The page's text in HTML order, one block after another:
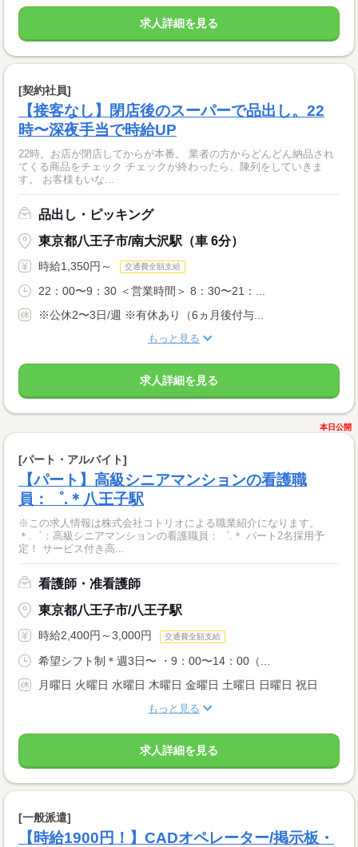
求人詳細を見る
[契約社員]
【接客なし】閉店後のスーパーで品出し。22
時〜深夜手当で時給UP
22時。お店が閉店してからが本番。 業者の方からどんどん納品され
てくる商品をチェック チェックが終わったら、陳列をしていきま
す。 お客様もいな...
品出し・ピッキング
東京都八王子市/南大沢駅（車 6分）
時給1,350円～ 交通費全額支給
22：00〜9：30 ＜営業時間＞ 8：30〜21：...
※公休2〜3日/週 ※有休あり（6ヵ月後付与...
もっと見る
求人詳細を見る
本日公開
[パート・アルバイト]
【パート】高級シニアマンションの看護職
員：゜.＊八王子駅
※この求人情報は株式会社コトリオによる職業紹介になります。
＊.゜：高級シニアマンションの看護職員：゜.＊ パート2名採用予
定！ サービス付き高...
看護師・准看護師
東京都八王子市/八王子駅
時給2,400円～3,000円 交通費全額支給
希望シフト制＊週3日〜 ・9：00〜14：00（...
月曜日 火曜日 水曜日 木曜日 金曜日 土曜日 日曜日 祝日
もっと見る
求人詳細を見る
[一般派遣]
【時給1900円！】CADオペレーター/掲示板・